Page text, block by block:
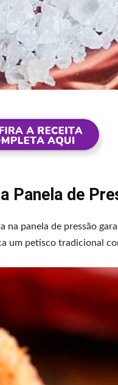
Panela de
na panela de pressão
um petisco tradicional